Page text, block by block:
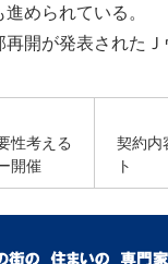
められている。
再開が発表された
性考える
開催
契約内
ト